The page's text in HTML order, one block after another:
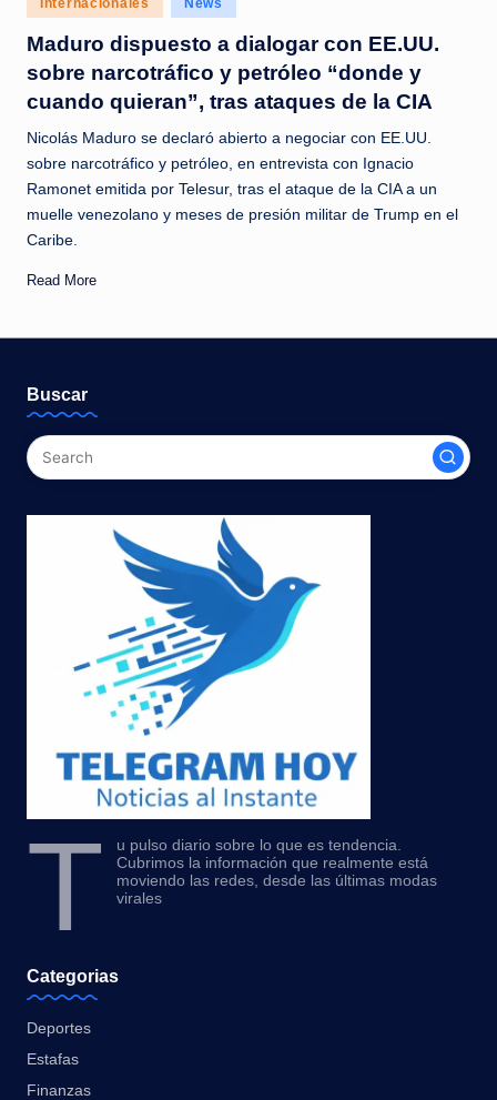
c
i
a
a
l
i
n
t
n
t
in
Internacionales News
Maduro dispuesto a dialogar con EE.UU.
sobre narcotráfico y petróleo “donde y
cuando quieran”, tras ataques de la CIA
Nicolás Maduro se declaró abierto a negociar con EE.UU.
sobre narcotráfico y petróleo, en entrevista con Ignacio
Ramonet emitida por Telesur, tras el ataque de la CIA a un
muelle venezolano y meses de presión militar de Trump en el
Caribe.
Read More
Buscar
T
u pulso diario sobre lo que es tendencia.
Cubrimos la información que realmente está
moviendo las redes, desde las últimas modas
virales
Categorias
Deportes
Estafas
Finanzas